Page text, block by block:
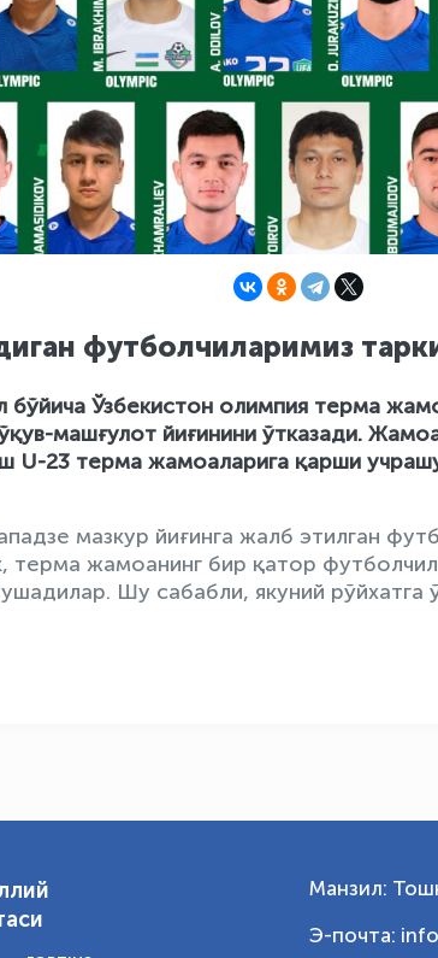
футболчиларимиз
бўйича Ўзбекистон олимпия терма
машғулот йиғинини ўтказади.
U-23 терма жамоаларига қарши
мазкур йиғинга жалб этилган
терма жамоанинг бир қатор
Шу сабабли, якуний рўйхатга
Манзил:
Э-почта: